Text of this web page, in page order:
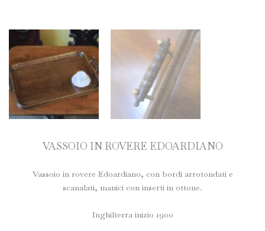
VASSOIO IN ROVERE EDOARDIANO
Vassoio in rovere Edoardiano, con bordi arrotondati e
scanalati, manici con inserti in ottone.
Inghilterra inizio 1900